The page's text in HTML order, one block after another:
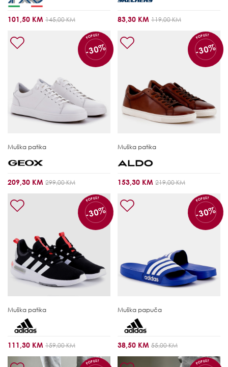
101,50 KM 145,00 KM 83,30 KM 119,00 KM
POPUST
-30%
Muška patika
209,30 KM 299,00 KM
POPUST
-30%
Muška patika
153,30 KM 219,00 KM
POPUST
-30%
Muška patika
111,30 KM 159,00 KM
POPUST
-30%
Muška papuča
38,50 KM 55,00 KM
POPUST POPUST